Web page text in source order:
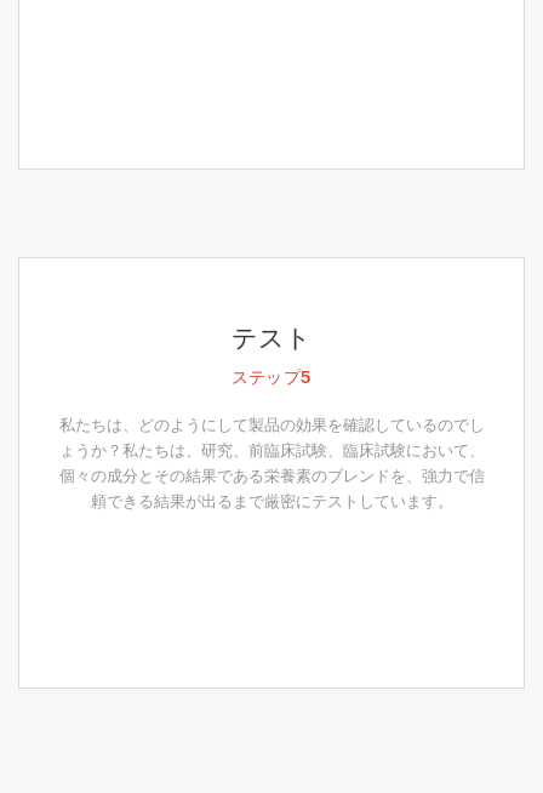
テスト
ステップ5
私たちは、どのようにして製品の効果を確認しているのでし
ょうか？私たちは、研究、前臨床試験、臨床試験において、
個々の成分とその結果である栄養素のブレンドを、強力で信
頼できる結果が出るまで厳密にテストしています。